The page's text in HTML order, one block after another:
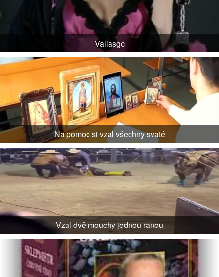
Vallasgc
Na pomoc si vzal všechny svaté
Vzal dvě mouchy jednou ranou